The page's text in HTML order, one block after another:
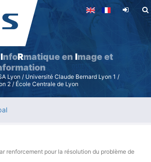
Aller
contenu
principal
InfoRmatique en Image et
Lyon / Université Claude Bernard Lyon 1 /
2 / École Centrale de Lyon
renforcement pour la résolution du problème de